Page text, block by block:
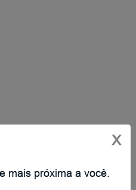
X
mais próxima a você.